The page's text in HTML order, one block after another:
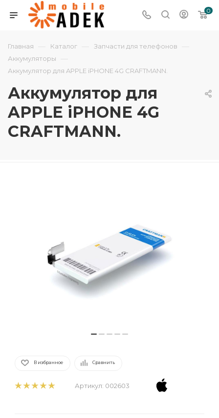
0
Главная — Каталог — Запчасти для телефонов —
Аккумуляторы —
Аккумулятор для APPLE iPHONE 4G CRAFTMANN.
Аккумулятор для
APPLE iPHONE 4G
CRAFTMANN.
В избранное Сравнить
Артикул: 002603